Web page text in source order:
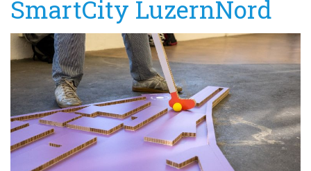
SmartCity LuzernNord